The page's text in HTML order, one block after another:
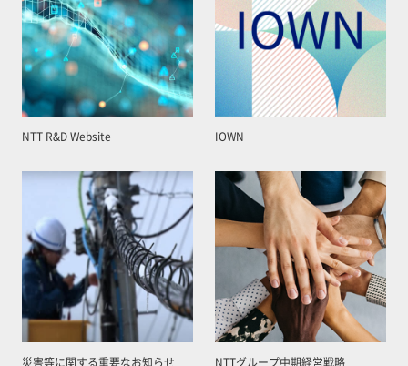
NTT R&D Website IOWN
災害等に関する重要なお知らせ NTTグループ中期経営戦略